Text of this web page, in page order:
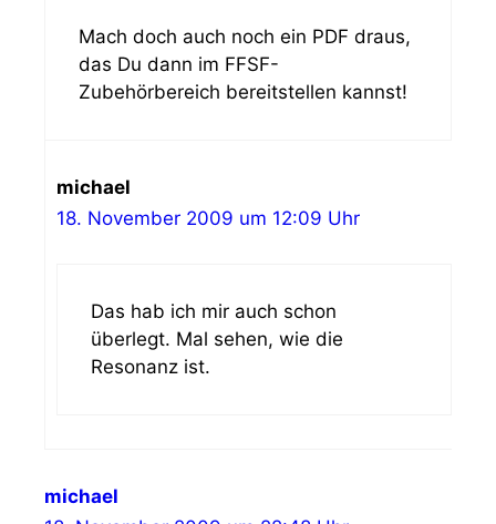
Mach doch auch noch ein PDF draus,
das Du dann im FFSF-
Zubehörbereich bereitstellen kannst!
michael
18. November 2009 um 12:09 Uhr
Das hab ich mir auch schon
überlegt. Mal sehen, wie die
Resonanz ist.
michael